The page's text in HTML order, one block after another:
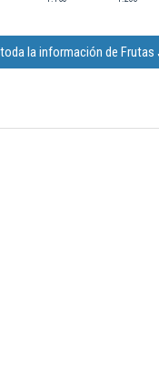
la información de Frutas